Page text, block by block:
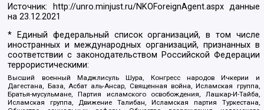
Источник: http://unro.minjust.ru/NKOForeignAgent.aspxданные
на23.12.2021
* Единый федеральный список организаций, в том числе
иностранных и международных организаций, признанных в
соответствии с законодательством Российской Федерации
террористическими:
Высший военный Маджлисуль Шура, Конгресс народов Ичкерии и
Дагестана, База, Асбат аль-Ансар, Священная война, Исламская группа,
Братья-мусульмане, Партия исламского освобождения, Лашкар-И-Тайба,
Исламская группа, Движение Талибан, Исламская партия Туркестана,